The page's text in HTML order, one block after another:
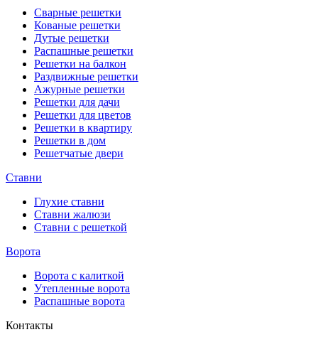
Сварные решетки
Кованые решетки
Дутые решетки
Распашные решетки
Решетки на балкон
Раздвижные решетки
Ажурные решетки
Решетки для дачи
Решетки для цветов
Решетки в квартиру
Решетки в дом
Решетчатые двери
Ставни
Глухие ставни
Ставни жалюзи
Ставни с решеткой
Ворота
Ворота с калиткой
Утепленные ворота
Распашные ворота
Контакты